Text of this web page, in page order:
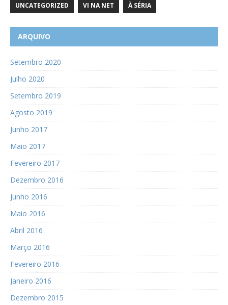
UNCATEGORIZED VI NA NET À SÉRIA
ARQUIVO
Setembro 2020
Julho 2020
Setembro 2019
Agosto 2019
Junho 2017
Maio 2017
Fevereiro 2017
Dezembro 2016
Junho 2016
Maio 2016
Abril 2016
Março 2016
Fevereiro 2016
Janeiro 2016
Dezembro 2015